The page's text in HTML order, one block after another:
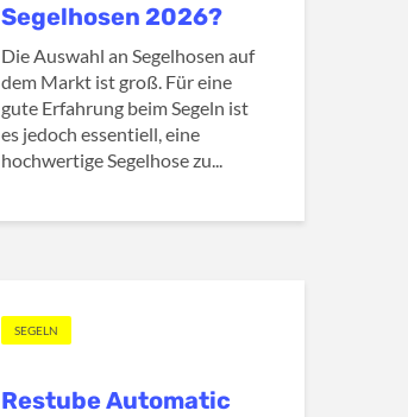
Segelhosen 2026?
Die Auswahl an Segelhosen auf
dem Markt ist groß. Für eine
gute Erfahrung beim Segeln ist
es jedoch essentiell, eine
hochwertige Segelhose zu...
SEGELN
Restube Automatic